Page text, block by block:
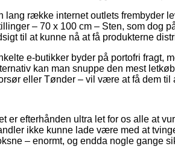
lang række internet outlets frembyder
– 70 x 100 cm – Sten, som dog
til at kunne nå at få produkterne
e-butikker byder på portofri fragt,
kan man snuppe den mest
eller Tønder – vil være at få dem til
er efterhånden ultra let for os alle at
ikke kunne lade være med at
– enormt, og endda nogle gange